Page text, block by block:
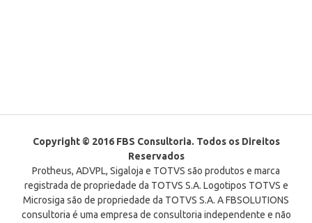
Copyright © 2016 FBS Consultoria. Todos os Direitos
Reservados
Protheus, ADVPL, Sigaloja e TOTVS são produtos e marca
registrada de propriedade da TOTVS S.A. Logotipos TOTVS e
Microsiga são de propriedade da TOTVS S.A. A FBSOLUTIONS
consultoria é uma empresa de consultoria independente e não